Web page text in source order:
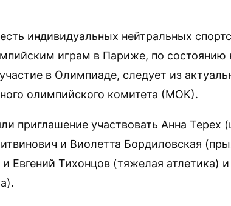
индивидуальных нейтральных
играм в Париже, по состоянию
в Олимпиаде, следует из
олимпийского комитета (МОК).
приглашение участвовать Анна Терех
и Виолетта Бордиловская
Евгений Тихонцов (тяжелая атлетика)